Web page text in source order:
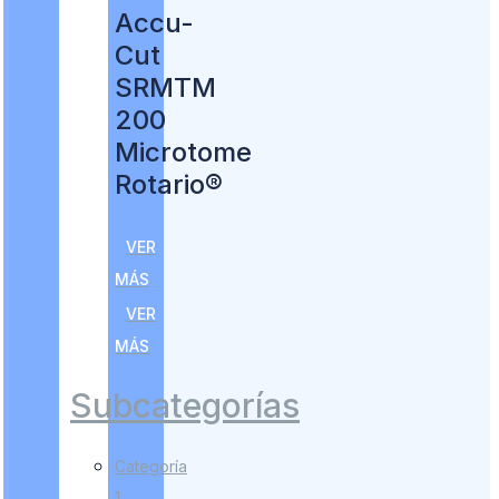
Accu-
Cut
SRMTM
200
Microtome
Rotario®
VER
MÁS
VER
MÁS
Subcategorías
Categoría